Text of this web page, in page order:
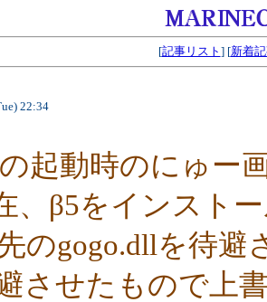
[記事リスト ] [新着
22:34
起動時のにゅー
β5をインストー
のgogo.dllを待
させたもので上